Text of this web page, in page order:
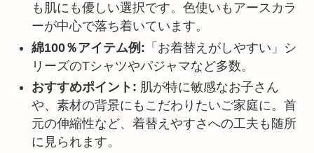
も肌にも優しい選択です。色使いもアースカラ
ーが中心で落ち着いています。
綿100％アイテム例: 「お着替えがしやすい」シ
リーズのTシャツやパジャマなど多数。
おすすめポイント: 肌が特に敏感なお子さん
や、素材の背景にもこだわりたいご家庭に。首
元の伸縮性など、着替えやすさへの工夫も随所
に見られます。